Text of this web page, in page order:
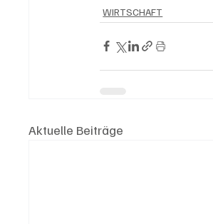
WIRTSCHAFT
Aktuelle Beiträge